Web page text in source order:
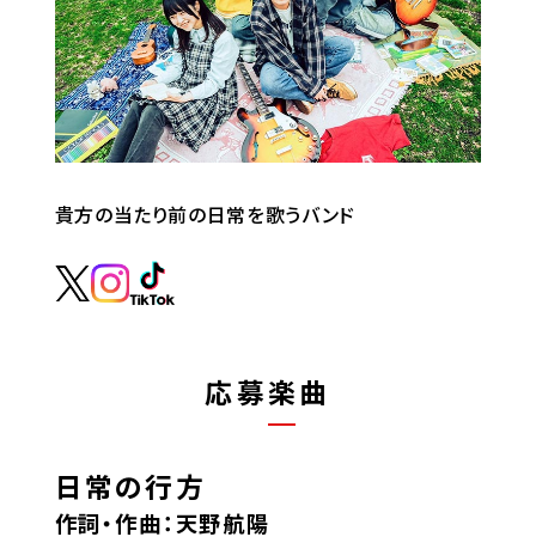
貴方の当たり前の日常を歌うバンド
応募楽曲
日常の行方
作詞・作曲：天野航陽